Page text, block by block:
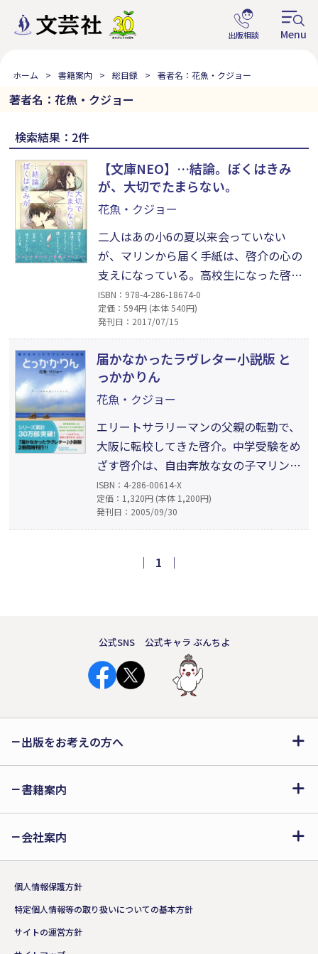
ホーム 書籍案内 総目録 著者名：花魚・クジョー
著者名：花魚・クジョー
検索結果：2件
【文庫NEO】…結論。ぼくはきみ
が、大切でたまらない。
花魚・クジョー
二人はあの小6の夏以来会っていない
が、マリンから届く手紙は、啓介の心の
支えになっている。高校生になった啓介
は、ちはるのことが気になりはじめる
が、どうしてもマリンのことが頭から離
れない。そんな優柔不断な啓介に、つい
に転機が訪れる…。家族や友だちとの距
離感。異性に対する想い。10代ならで
はの複雑な心の機微を描いた甘くて、ほ
ろ苦い青春ストーリー。
ISBN：978-4-286-18674-0
定価：594円 (本体 540円)
発刊日：2017/07/15
届かなかったラヴレター小説版 と
っかかりん
花魚・クジョー
エリートサラリーマンの父親の転勤で、
大阪に転校してきた啓介。中学受験をめ
ざす啓介は、自由奔放な女の子マリンと
出会う。自分の家庭とは全く異なるハチ
ャメチャなマリンの両親に不思議と心の
安らぎを感じながら少年時代を過ごす
ってしまう。やがてそれぞれの道を歩ん
告げられた言葉とは？ ──累計30万部
のヒットシリーズから生まれた、若手新
鋭作家によるハートウォーミングストー
リー。
ISBN：4-286-00614-X
定価：1,320円 (本体 1,200円)
発刊日：2005/09/30
｜ 1 ｜
公式SNS 公式キャラ ぶんちよ
出版をお考えの方へ
書籍案内
会社案内
個人情報保護方針
特定個人情報等の取り扱いについての基本方針
サイトの運営方針